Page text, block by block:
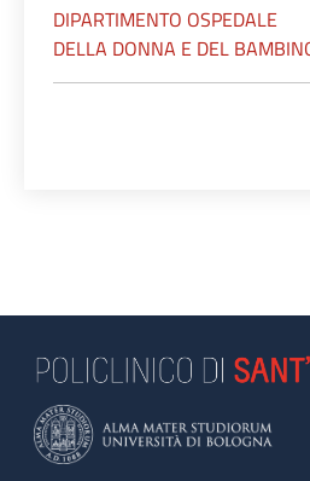
DIPARTIMENTO OSPEDALE
DELLA DONNA E DEL